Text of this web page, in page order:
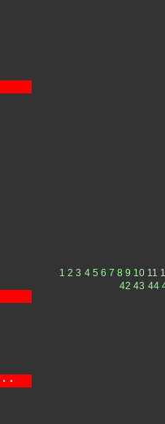
·
1 2 3 4 5 6 7 8 9 10 11
42 43 44